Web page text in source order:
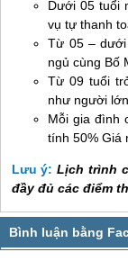
Dưới 05 tuổi
vụ tự thanh
Từ 05 –
ngủ cùng Bố
Từ 09 tuổi
như người lớn
Mỗi gia đình
tính 50% Giá
Lưu ý: Lịch trình
đầy đủ các điểm